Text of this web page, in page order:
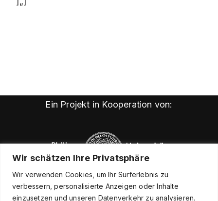
Wir schätzen Ihre Privatsphäre
Wir verwenden Cookies, um Ihr Surferlebnis zu
verbessern, personalisierte Anzeigen oder Inhalte
einzusetzen und unseren Datenverkehr zu analysieren.
Ein Projekt in Kooperation von: